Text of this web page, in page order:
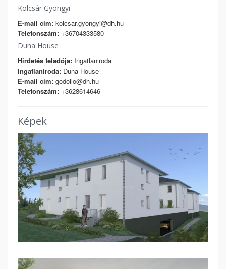
Kolcsár Gyöngyi
E-mail cím: kolcsar.gyongyi@dh.hu
Telefonszám: +36704333580
Duna House
Hirdetés feladója: Ingatlaniroda
Ingatlaniroda: Duna House
E-mail cím: godollo@dh.hu
Telefonszám: +3628614646
Képek